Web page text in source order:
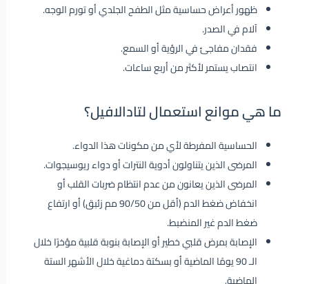
ظهور أعراض حساسية مثل الطفح الجلدي أو تورم الوجه.
آلام في الصدر.
فقدان مفاجئ في الرؤية أو السمع.
انتصاب يستمر لأكثر من أربع ساعات.
ما هي موانع استعمال لتادالافيل؟
الحساسية المفرطة لأي من مكونات هذا الدواء.
المرضى الذين يتناولون أدوية النترات أو دواء ريوسيجوات.
المرضى الذين يعانون من عدم انتظام ضربات القلب أو
انخفاض ضغط الدم (أقل من 90/50 مم زئبق) أو ارتفاع
ضغط الدم غير المنضبط.
الإصابة بمرض قلبي خطير أو الإصابة بنوبة قلبية مؤخرًا خلال
الـ 90 يومًا الماضية أو بسكتة دماغية خلال الأشهر الستة